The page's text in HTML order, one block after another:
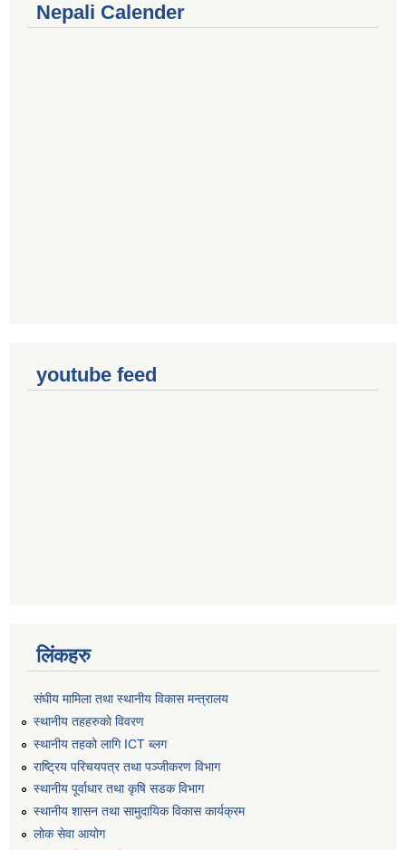
Nepali Calender
youtube feed
लिंकहरु
संघीय मामिला तथा स्थानीय विकास मन्त्रालय
स्थानीय तहहरुकाे विवरण
स्थानीय तहको लागि ICT ब्लग
राष्‍ट्रिय परिचयपत्र तथा पञ्‍जीकरण विभाग
स्थानीय पूर्वाधार तथा कृषि सडक विभाग
स्थानीय शासन तथा सामुदायिक विकास कार्यक्रम
लोक सेवा आयोग